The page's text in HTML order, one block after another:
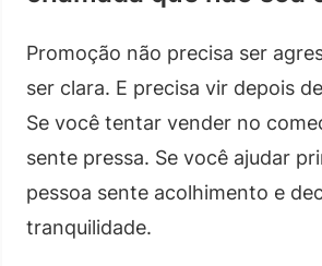
Promoção não precisa ser
ser clara. E precisa vir depois
Se você tentar vender no
sente pressa. Se você ajudar
pessoa sente acolhimento e
tranquilidade.